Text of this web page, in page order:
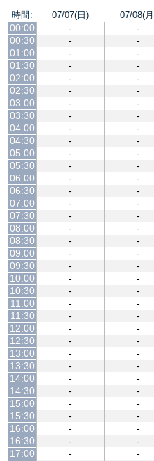
時間: 07/07(日) 07/08(
00:00 -
-
00:30
-
-
01:00
-
-
01:30
-
-
02:00
-
-
02:30
-
-
03:00
-
-
03:30
-
-
04:00
-
-
04:30
-
-
05:00
-
-
05:30
-
-
06:00
-
-
06:30
-
-
07:00
-
-
07:30
-
-
08:00
-
-
08:30
-
-
09:00
-
-
09:30
-
-
10:00
-
-
10:30
-
-
11:00
-
-
11:30
-
-
12:00
-
-
12:30
-
-
13:00
-
-
13:30
-
-
14:00
-
-
14:30
-
-
15:00
-
-
15:30
-
-
16:00
-
-
16:30
-
-
17:00
-
-